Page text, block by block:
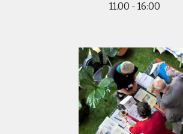
11.00 - 16:00